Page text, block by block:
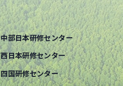
中部日本研修センター
西日本研修センター
四国研修センター